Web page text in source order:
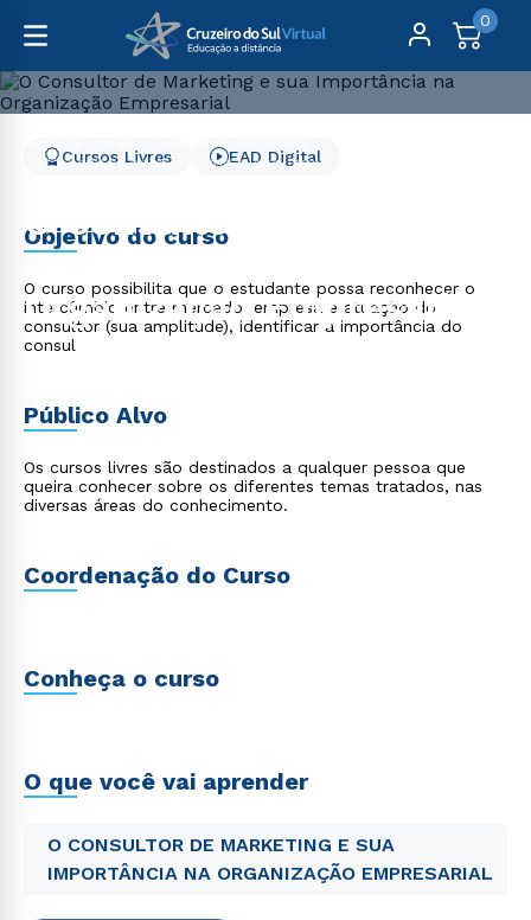
0
O Consultor de Marketing e sua Importância na
O Consultor de Marketing
e sua Importância na
Organização Empresarial
Cursos Livres EAD Digital
Objetivo do curso
O curso possibilita que o estudante possa reconhecer o
intercâmbio entre mercado, empresa e atuação do
consultor (sua amplitude), identificar a importância do
consul
Público Alvo
Os cursos livres são destinados a qualquer pessoa que
queira conhecer sobre os diferentes temas tratados, nas
diversas áreas do conhecimento.
Coordenação do Curso
Conheça o curso
O que você vai aprender
O CONSULTOR DE MARKETING E SUA
IMPORTÂNCIA NA ORGANIZAÇÃO EMPRESARIAL